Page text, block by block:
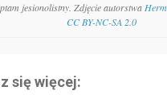
jesionolistny. Zdjęcie autorstwa
CC BY-NC-SA 2.0
się więcej: